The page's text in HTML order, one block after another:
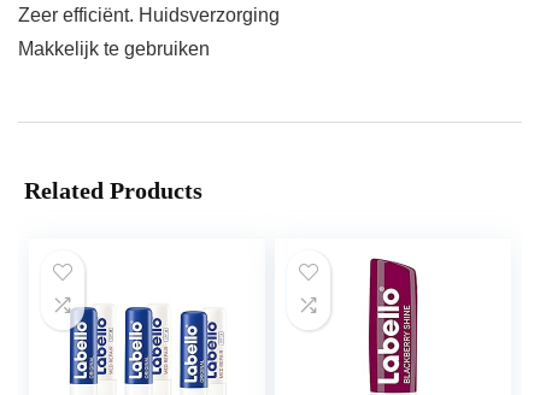
Zeer efficiënt. Huidsverzorging
Makkelijk te gebruiken
Related Products